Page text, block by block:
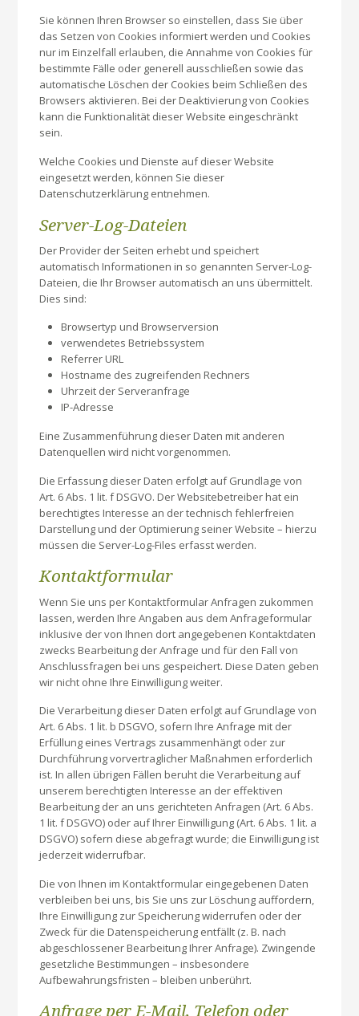
Sie können Ihren Browser so einstellen, dass Sie über
das Setzen von Cookies informiert werden und Cookies
nur im Einzelfall erlauben, die Annahme von Cookies für
bestimmte Fälle oder generell ausschließen sowie das
automatische Löschen der Cookies beim Schließen des
Browsers aktivieren. Bei der Deaktivierung von Cookies
kann die Funktionalität dieser Website eingeschränkt
sein.
Welche Cookies und Dienste auf dieser Website
eingesetzt werden, können Sie dieser
Datenschutzerklärung entnehmen.
Server-Log-Dateien
Der Provider der Seiten erhebt und speichert
automatisch Informationen in so genannten Server-Log-
Dateien, die Ihr Browser automatisch an uns übermittelt.
Dies sind:
Browsertyp und Browserversion
verwendetes Betriebssystem
Referrer URL
Hostname des zugreifenden Rechners
Uhrzeit der Serveranfrage
IP-Adresse
Eine Zusammenführung dieser Daten mit anderen
Datenquellen wird nicht vorgenommen.
Die Erfassung dieser Daten erfolgt auf Grundlage von
Art. 6 Abs. 1 lit. f DSGVO. Der Websitebetreiber hat ein
berechtigtes Interesse an der technisch fehlerfreien
Darstellung und der Optimierung seiner Website – hierzu
müssen die Server-Log-Files erfasst werden.
Kontaktformular
Wenn Sie uns per Kontaktformular Anfragen zukommen
lassen, werden Ihre Angaben aus dem Anfrageformular
inklusive der von Ihnen dort angegebenen Kontaktdaten
zwecks Bearbeitung der Anfrage und für den Fall von
Anschlussfragen bei uns gespeichert. Diese Daten geben
wir nicht ohne Ihre Einwilligung weiter.
Die Verarbeitung dieser Daten erfolgt auf Grundlage von
Art. 6 Abs. 1 lit. b DSGVO, sofern Ihre Anfrage mit der
Erfüllung eines Vertrags zusammenhängt oder zur
Durchführung vorvertraglicher Maßnahmen erforderlich
ist. In allen übrigen Fällen beruht die Verarbeitung auf
unserem berechtigten Interesse an der effektiven
Bearbeitung der an uns gerichteten Anfragen (Art. 6 Abs.
1 lit. f DSGVO) oder auf Ihrer Einwilligung (Art. 6 Abs. 1 lit. a
DSGVO) sofern diese abgefragt wurde; die Einwilligung ist
jederzeit widerrufbar.
Die von Ihnen im Kontaktformular eingegebenen Daten
verbleiben bei uns, bis Sie uns zur Löschung auffordern,
Ihre Einwilligung zur Speicherung widerrufen oder der
Zweck für die Datenspeicherung entfällt (z. B. nach
abgeschlossener Bearbeitung Ihrer Anfrage). Zwingende
gesetzliche Bestimmungen – insbesondere
Aufbewahrungsfristen – bleiben unberührt.
Anfrage per E-Mail, Telefon oder